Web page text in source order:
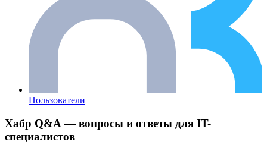
Пользователи
Хабр Q&A — вопросы и ответы для IT-
специалистов